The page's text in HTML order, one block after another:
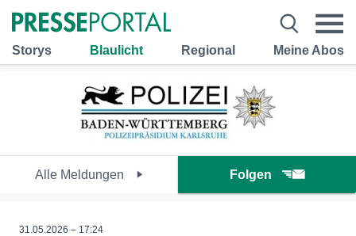
Storys Blaulicht Regional Meine Abos
Alle Meldungen Folgen
31.05.2026 – 17:24